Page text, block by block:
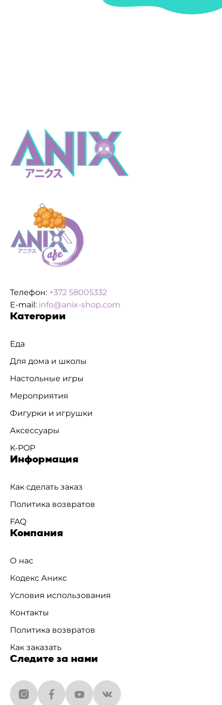
Телефон: +372 58005332
E-mail: info@anix-shop.com
Категории
Еда
Для дома и школы
Настольные игры
Мероприятия
Фигурки и игрушки
Аксессуары
K-POP
Информация
Как сделать заказ
Политика возвратов
FAQ
Компания
О нас
Кодекс Аникс
Условия использования
Контакты
Политика возвратов
Как заказать
Следите за нами